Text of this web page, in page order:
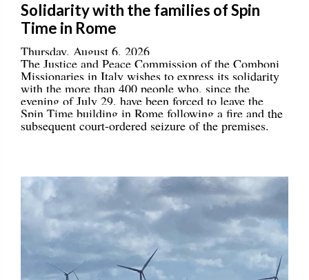
Solidarity with the families of Spin
Time in Rome
Thursday, August 6, 2026
The Justice and Peace Commission of the Comboni
Missionaries in Italy wishes to express its solidarity
with the more than 400 people who, since the
evening of July 29, have been forced to leave the
Spin Time building in Rome following a fire and the
subsequent court-ordered seizure of the premises.